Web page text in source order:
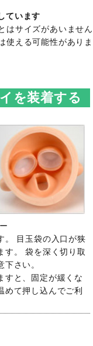
ています
はサイズがあいませ
使える可能性がありま
を装着する
。 目玉袋の入口が狭
す。 袋を深く切り取
さい。
すと、固定が緩くな
めて押し込んでご利